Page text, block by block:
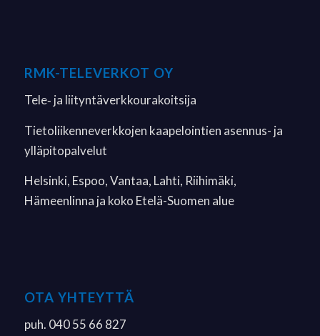
RMK-TELEVERKOT OY
Tele‐ ja liityntäverkkourakoitsija
Tietoliikenneverkkojen kaapelointien asennus- ja
ylläpitopalvelut
Helsinki, Espoo, Vantaa, Lahti, Riihimäki,
Hämeenlinna ja koko Etelä-Suomen alue
OTA YHTEYTTÄ
puh. 040 55 66 827